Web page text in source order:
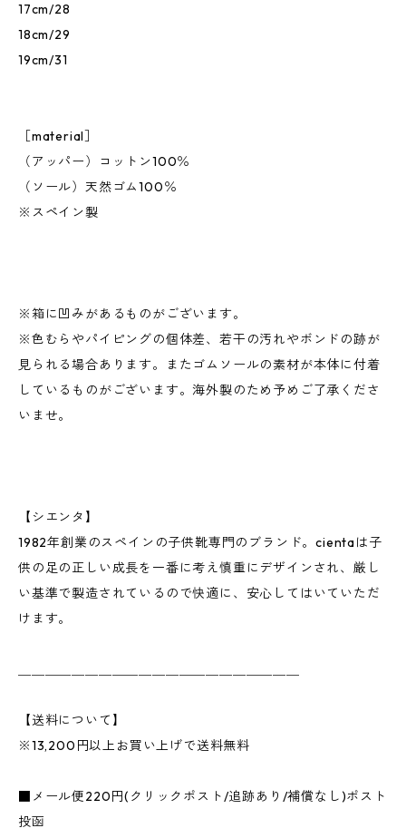
17cm/28
18cm/29
19cm/31
［material］
（アッパー）コットン100％
（ソール）天然ゴム100％
※スペイン製
※箱に凹みがあるものがございます。
※色むらやパイピングの個体差、若干の汚れやボンドの跡が
見られる場合あります。またゴムソールの素材が本体に付着
しているものがございます。海外製のため予めご了承くださ
いませ。
【シエンタ】
1982年創業のスペインの子供靴専門のブランド。cientaは子
供の足の正しい成長を一番に考え慎重にデザインされ、厳し
い基準で製造されているので快適に、安心してはいていただ
けます。
【送料について】
※13,200円以上お買い上げで送料無料
■メール便220円(クリックポスト/追跡あり/補償なし)ポスト
投函